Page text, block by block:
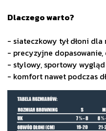
Dlaczego warto?
- siateczkowy tył dłoni
- precyzyjne
- stylowy, sportowy
- komfort nawet podczas